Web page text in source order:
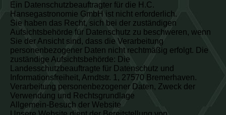
Ein Datenschutzbeauftragter für die H.C.
Hansegastronomie GmbH ist nicht erforderlich.
Sie haben das Recht, sich bei der zuständigen
Aufsichtsbehörde für Datenschutz zu beschweren, wenn
Sie der Ansicht sind, dass die Verarbeitung
personenbezogener Daten nicht rechtmäßig erfolgt. Die
zuständige Aufsichtsbehörde: Die
Landesschutzbeauftragte für Datenschutz und
Informationsfreiheit, Arndtstr. 1, 27570 Bremerhaven.
Verarbeitung personenbezogener Daten, Zweck der
Verwendung und Rechtsgrundlage
Allgemein-Besuch der Website